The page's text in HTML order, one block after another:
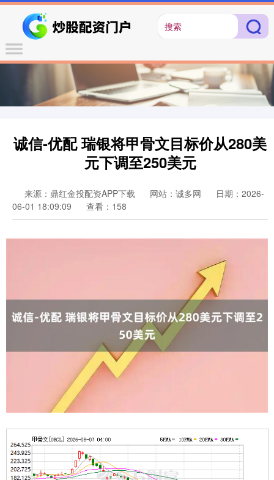
诚信-优配 瑞银将甲骨文目标价从280美
元下调至250美元
来源：鼎红金投配资APP下载 网站：诚多网
日期：2026-
06-01 18:09:09
查看：158